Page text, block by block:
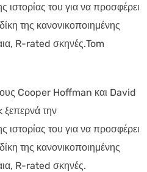
του για να προσφέρει
της κανονικοποιημένης
R-rated σκηνές.Tom
Cooper Hoffman και David
την
του για να προσφέρει
της κανονικοποιημένης
R-rated σκηνές.